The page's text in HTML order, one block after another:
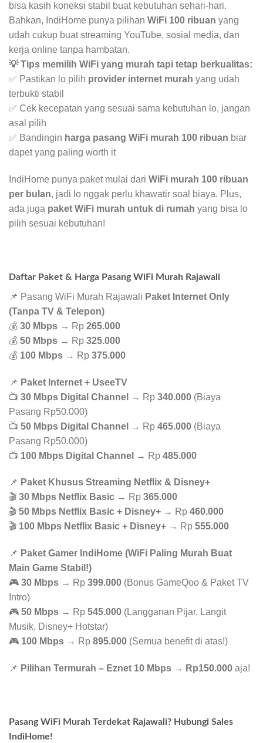
bisa kasih koneksi stabil buat kebutuhan sehari-hari.
Bahkan, IndiHome punya pilihan WiFi 100 ribuan yang
udah cukup buat streaming YouTube, sosial media, dan
kerja online tanpa hambatan.
💡 Tips memilih WiFi yang murah tapi tetap berkualitas:
✅ Pastikan lo pilih provider internet murah yang udah
terbukti stabil
✅ Cek kecepatan yang sesuai sama kebutuhan lo, jangan
asal pilih
✅ Bandingin harga pasang WiFi murah 100 ribuan biar
dapet yang paling worth it
IndiHome punya paket mulai dari WiFi murah 100 ribuan
per bulan, jadi lo nggak perlu khawatir soal biaya. Plus,
ada juga paket WiFi murah untuk di rumah yang bisa lo
pilih sesuai kebutuhan!
Daftar Paket & Harga Pasang WiFi Murah Rajawali
📌 Pasang WiFi Murah Rajawali Paket Internet Only
(Tanpa TV & Telepon)
💰 30 Mbps → Rp 265.000
💰 50 Mbps → Rp 325.000
💰 100 Mbps → Rp 375.000
📌 Paket Internet + UseeTV
📺 30 Mbps Digital Channel → Rp 340.000 (Biaya
Pasang Rp50.000)
📺 50 Mbps Digital Channel → Rp 465.000 (Biaya
Pasang Rp50.000)
📺 100 Mbps Digital Channel → Rp 485.000
📌 Paket Khusus Streaming Netflix & Disney+
🎬 30 Mbps Netflix Basic → Rp 365.000
🎬 50 Mbps Netflix Basic + Disney+ → Rp 460.000
🎬 100 Mbps Netflix Basic + Disney+ → Rp 555.000
📌 Paket Gamer IndiHome (WiFi Paling Murah Buat
Main Game Stabil!)
🎮 30 Mbps → Rp 399.000 (Bonus GameQoo & Paket TV
Intro)
🎮 50 Mbps → Rp 545.000 (Langganan Pijar, Langit
Musik, Disney+ Hotstar)
🎮 100 Mbps → Rp 895.000 (Semua benefit di atas!)
📌 Pilihan Termurah – Eznet 10 Mbps → Rp150.000 aja!
Pasang WiFi Murah Terdekat Rajawali? Hubungi Sales
IndiHome!